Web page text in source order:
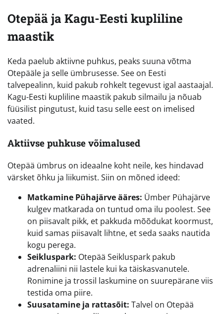
Otepää ja Kagu-Eesti kupliline
maastik
Keda paelub aktiivne puhkus, peaks suuna võtma
Otepääle ja selle ümbrusesse. See on Eesti
talvepealinn, kuid pakub rohkelt tegevust igal aastaajal.
Kagu-Eesti kupliline maastik pakub silmailu ja nõuab
füüsilist pingutust, kuid tasu selle eest on imelised
vaated.
Aktiivse puhkuse võimalused
Otepää ümbrus on ideaalne koht neile, kes hindavad
värsket õhku ja liikumist. Siin on mõned ideed:
Matkamine Pühajärve ääres: Ümber Pühajärve
kulgev matkarada on tuntud oma ilu poolest. See
on piisavalt pikk, et pakkuda mõõdukat koormust,
kuid samas piisavalt lihtne, et seda saaks nautida
kogu perega.
Seikluspark: Otepää Seikluspark pakub
adrenaliini nii lastele kui ka täiskasvanutele.
Ronimine ja trossil laskumine on suurepärane viis
testida oma piire.
Suusatamine ja rattasõit: Talvel on Otepää